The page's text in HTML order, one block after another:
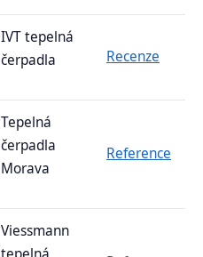
IVT tepelná
čerpadla
Recenze
Tepelná
čerpadla
Morava
Reference
Viessmann